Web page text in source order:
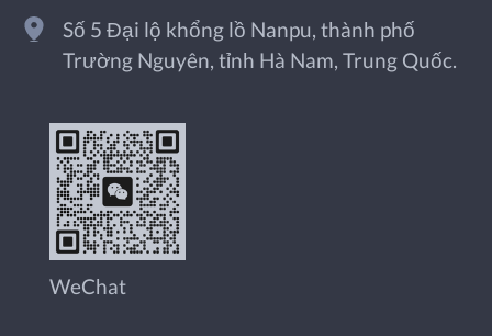
Số 5 Đại lộ khổng lồ Nanpu, thành phố
Trường Nguyên, tỉnh Hà Nam, Trung Quốc.
WeChat